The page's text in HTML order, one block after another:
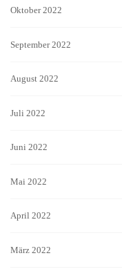
Oktober 2022
September 2022
August 2022
Juli 2022
Juni 2022
Mai 2022
April 2022
März 2022